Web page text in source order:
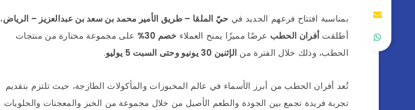
بمناسبة افتتاح فرعهم الجديد في حيّ الملقا – طريق الأمير محمد بن سعد بن عبدالعزيز – الرياض،
أطلقت أفران الحطب عرضًا مميزًا يمنح العملاء خصم 30%
على مجموعة مختارة من منتجات
الحطب، وذلك خلال الفترة من الإثنين 30 يونيو وحتى السبت 5 يوليو .
تُعد أفران الحطب من أبرز الأسماء في عالم المخبوزات والمأكولات الطازجة، حيث تلتزم بتقديم
تجربة فريدة تجمع بين الجودة والطعم الأصيل من خلال مجموعة من الخبز والمعجنات والحلويات